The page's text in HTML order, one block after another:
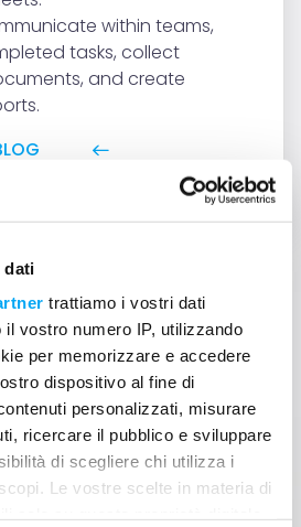
dati
trattiamo i vostri dati
il vostro numero IP, utilizzando
per memorizzare e accedere
dispositivo al fine di
personalizzati, misurare
ricercare il pubblico e sviluppare
di scegliere chi utilizza i
Le vostre scelte in materia di
within teams,
tasks, collect
and create
to your
us